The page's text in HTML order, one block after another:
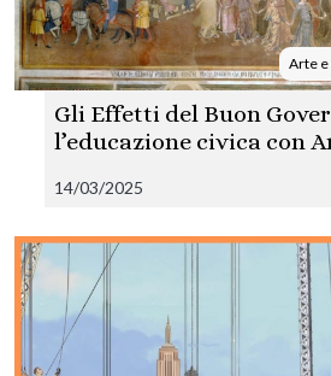
Arte e
Gli Effetti del Buon
l’educazione civica con
14/03/2025